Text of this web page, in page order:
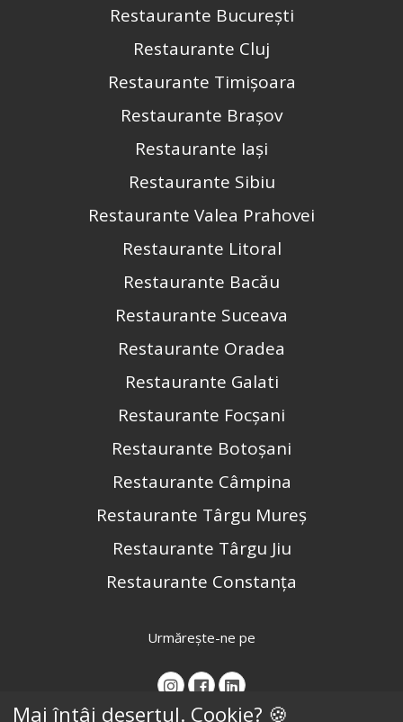
Restaurante București
Restaurante Cluj
Restaurante Timișoara
Restaurante Brașov
Restaurante Iași
Restaurante Sibiu
Restaurante Valea Prahovei
Restaurante Litoral
Restaurante Bacău
Restaurante Suceava
Restaurante Oradea
Restaurante Galati
Restaurante Focșani
Restaurante Botoșani
Restaurante Câmpina
Restaurante Târgu Mureș
Restaurante Târgu Jiu
Restaurante Constanța
Urmărește-ne pe
Mai întâi desertul. Cookie? 🍪